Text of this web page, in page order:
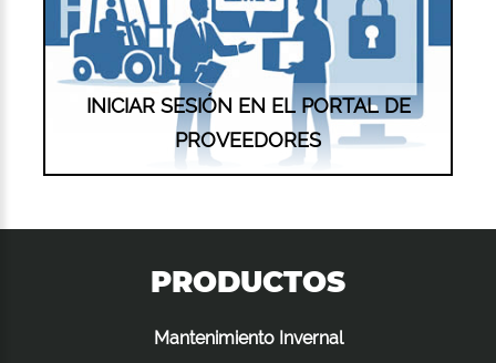
INICIAR SESIÓN EN EL PORTAL DE
PROVEEDORES
PRODUCTOS
Mantenimiento Invernal